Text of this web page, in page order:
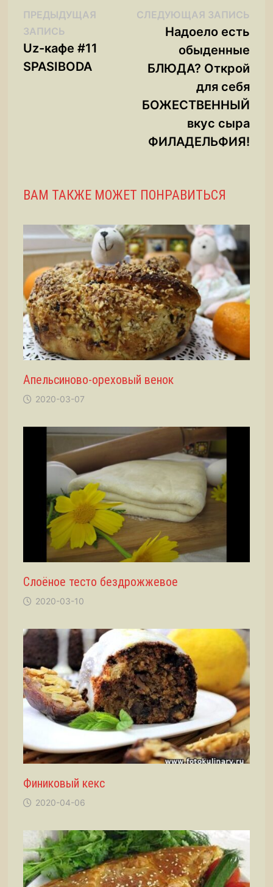
Навигация
по
записям
ПРЕДЫДУЩАЯ
ЗАПИСЬ
запись:
Uz-кафе #11
SPASIBODA
СЛЕДУЮЩАЯ ЗАПИСЬ
Надоело есть
обыденные
БЛЮДА? Открой
для себя
БОЖЕСТВЕННЫЙ
вкус сыра
ФИЛАДЕЛЬФИЯ!
ВАМ ТАКЖЕ МОЖЕТ ПОНРАВИТЬСЯ
Апельсиново-ореховый венок
2020-03-07
Слоёное тесто бездрожжевое
2020-03-10
Финиковый кекс
2020-04-06